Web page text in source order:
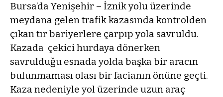
Bursa’da Yenişehir – İznik yolu üzerinde
meydana gelen trafik kazasında kontrolden
çıkan tır bariyerlere çarpıp yola savruldu.
Kazada çekici hurdaya dönerken
savrulduğu esnada yolda başka bir aracın
bulunmaması olası bir facianın önüne geçti.
Kaza nedeniyle yol üzerinde uzun araç